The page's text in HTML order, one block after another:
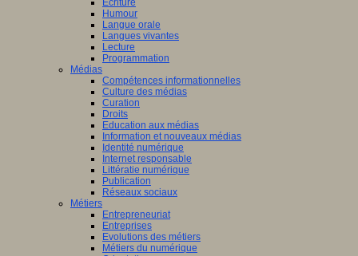
Ecriture
Humour
Langue orale
Langues vivantes
Lecture
Programmation
Médias
Compétences informationnelles
Culture des médias
Curation
Droits
Education aux médias
Information et nouveaux médias
Identité numérique
Internet responsable
Littératie numérique
Publication
Réseaux sociaux
Métiers
Entrepreneuriat
Entreprises
Evolutions des métiers
Métiers du numérique